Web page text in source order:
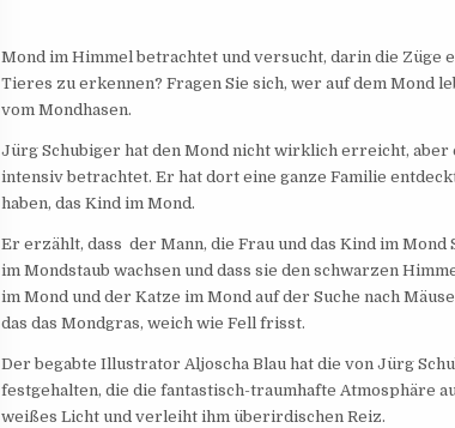
Mond im Himmel betrachtet und versucht, darin die Züge
Tieres zu erkennen? Fragen Sie sich, wer auf dem Mond
vom Mondhasen.
Jürg Schubiger hat den Mond nicht wirklich erreicht,
intensiv betrachtet. Er hat dort eine ganze Familie
haben, das Kind im Mond.
Er erzählt, dass der Mann, die Frau und das Kind im
im Mondstaub wachsen und dass sie den schwarzen
im Mond und der Katze im Mond auf der Suche nach
das das Mondgras, weich wie Fell frisst.
Der begabte Illustrator Aljoscha Blau hat die von Jürg
festgehalten, die die fantastisch-traumhafte Atmosphäre
weißes Licht und verleiht ihm überirdischen Reiz.